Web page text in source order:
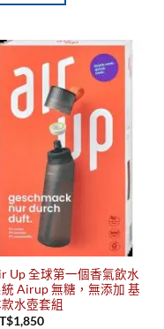
Up 全球第一個香氣飲水
統 Airup 無糖，無添加 基
水壺套組
1,850